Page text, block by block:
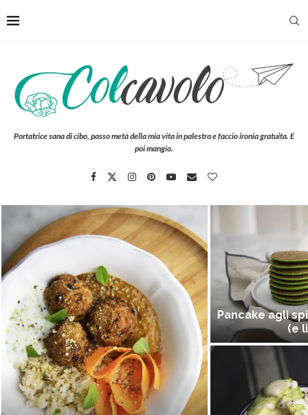
Portatrice sana di cibo, passo metà della mia vita in palestra e faccio ironia gratuita. E
poi mangio.
Pancake agli
(e